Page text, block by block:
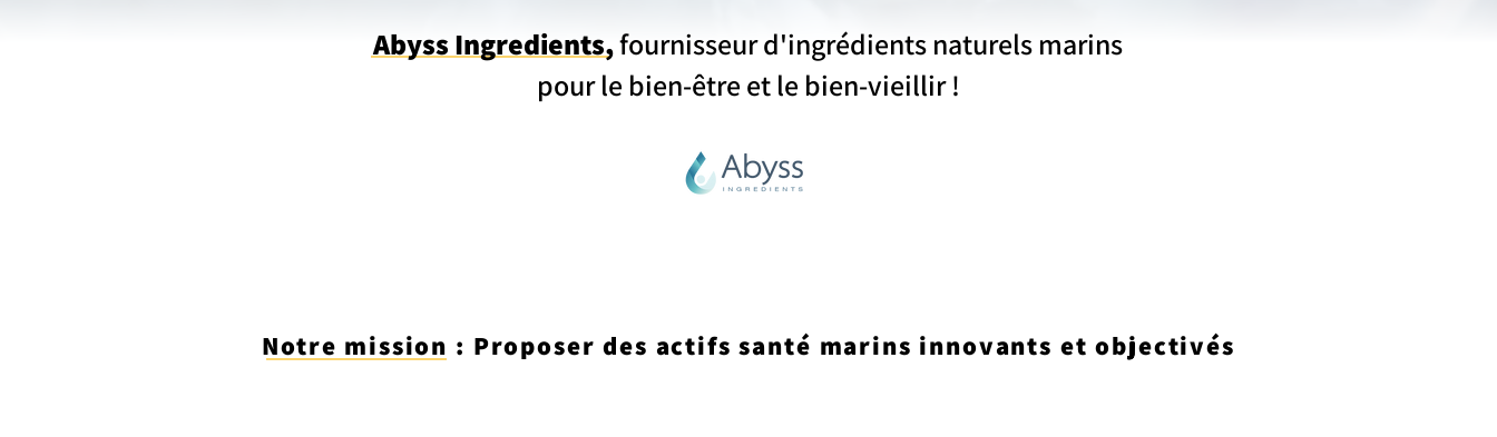
Abyss Ingredients,fournisseur d'ingrédients naturels marins
pour le bien-être et le bien-vieillir !
Notre mission : Proposer des actifs santé marins innovants et objectivés